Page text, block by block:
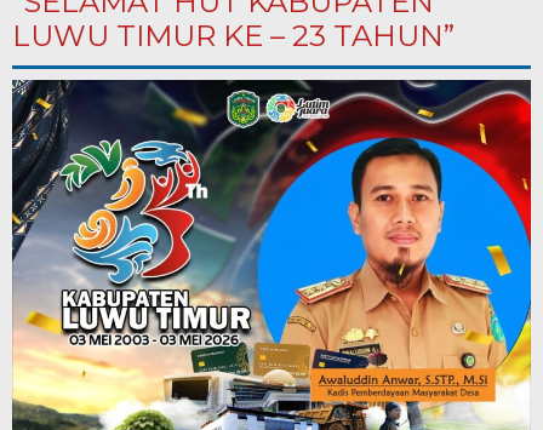
LUWU TIMUR KE – 23 TAHUN”